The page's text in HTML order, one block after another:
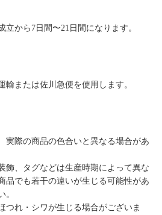
立から7日間〜21日間になります。
輸または佐川急便を使用します。
実際の商品の色合いと異なる場合があ
飾、タグなどは生産時期によって異な
品でも若干の違いが生じる可能性があ
。
つれ・シワが生じる場合がございま